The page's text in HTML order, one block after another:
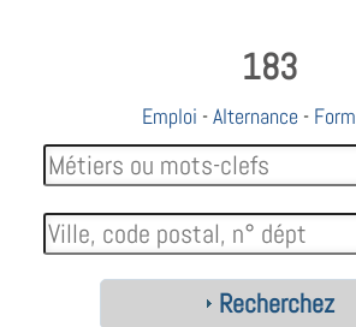
183
Emploi -Alternance -
Recherchez